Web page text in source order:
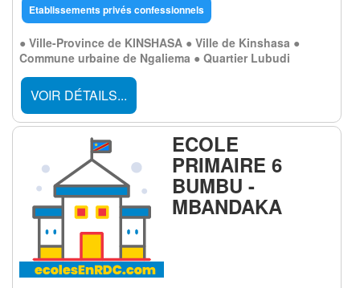
Etablissements privés confessionnels
● Ville-Province de KINSHASA ● Ville de Kinshasa ●
Commune urbaine de Ngaliema ● Quartier Lubudi
VOIR DÉTAILS...
ECOLE
PRIMAIRE 6
BUMBU -
MBANDAKA